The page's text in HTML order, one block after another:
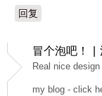
回复
冒个泡吧！ |
Real nice
my blog - click